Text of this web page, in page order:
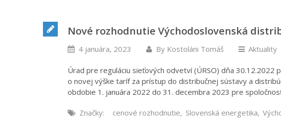
Nové rozhodnutie Východoslovenská
4 januára, 2023 By Kostoláni Tomáš Aktuality
Úrad pre reguláciu sieťových odvetví (ÚRSO) dňa 30.12.2022
o novej výške taríf za prístup do distribučnej sústavy a
obdobie 1. januára 2022 do 31. decembra 2023 pre
Značky: cenové rozhodnutie, Slovenská energetika,